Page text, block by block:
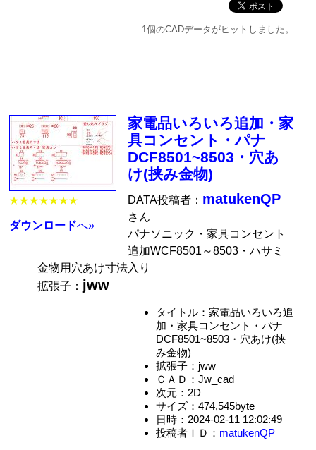
1個のCADデータがヒットしました。
★★★★★★★
ダウンロードへ»
家電品いろいろ追加・家
具コンセント・パナ
DCF8501~8503・穴あ
け(挟み金物)
DATA投稿者： matukenQP
さん
パナソニック・家具コンセント
追加WCF8501～8503・ハサミ
金物用穴あけ寸法入り
拡張子： jww
タイトル：家電品いろいろ追
加・家具コンセント・パナ
DCF8501~8503・穴あけ(挟
み金物)
拡張子：jww
ＣＡＤ：Jw_cad
次元：2D
サイズ：474,545byte
日時：2024-02-11 12:02:49
投稿者ＩＤ： matukenQP